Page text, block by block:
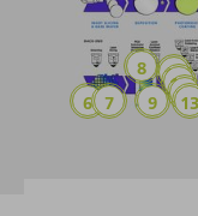
Rainurage